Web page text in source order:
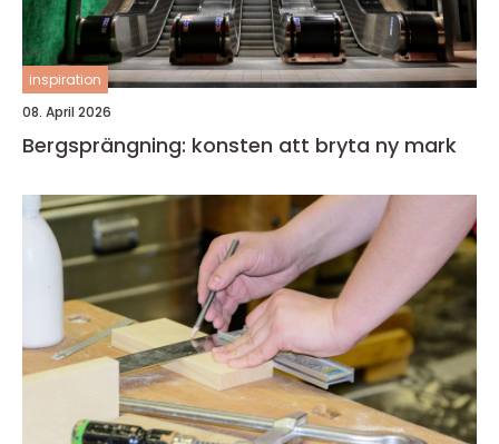
inspiration
08. April 2026
Bergsprängning: konsten att bryta ny mark